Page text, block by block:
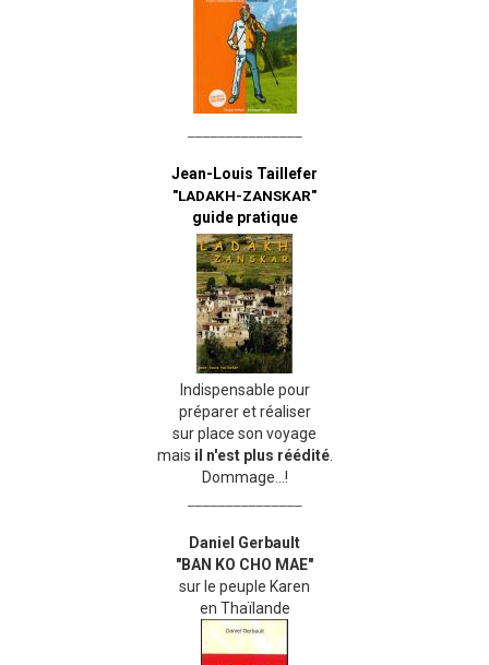
Jean-Louis Taillefer
"LADAKH-ZANSKAR"
guide pratique
Indispensable pour
préparer et réaliser
sur place son voyage
mais il n'est plus réédité.
Dommage...!
Daniel Gerbault
"BAN KO CHO MAE"
sur le peuple Karen
en Thaïlande